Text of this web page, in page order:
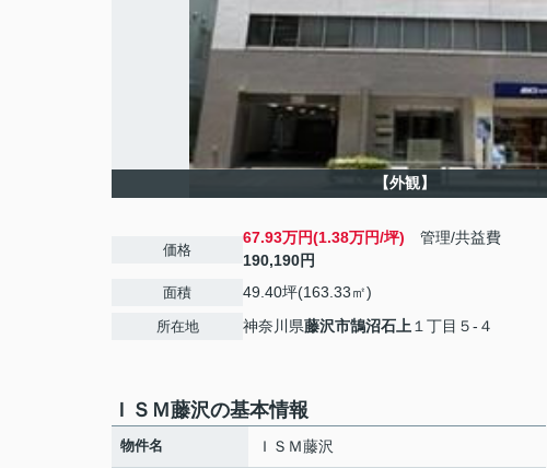
【外観】
価格
67.93万円(1.38万円/坪) 管理/共益費
190,190円
面積 49.40坪(163.33㎡)
所在地 神奈川県藤沢市鵠沼石上 １丁目５-４
ＩＳＭ藤沢の基本情報
物件名 ＩＳＭ藤沢